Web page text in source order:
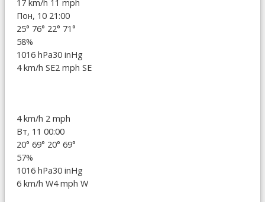
17 km/h 11 mph
Пон, 10 21:00
25° 76° 22° 71°
58%
1016 hPa30 inHg
4 km/h SE2 mph SE
4 km/h 2 mph
Вт, 11 00:00
20° 69° 20° 69°
57%
1016 hPa30 inHg
6 km/h W4 mph W